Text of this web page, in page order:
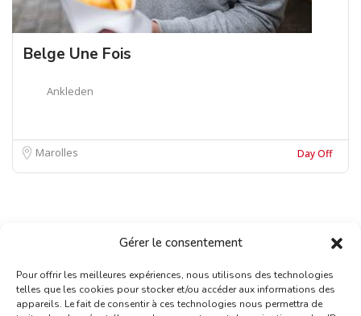
Gérer le consentement
Pour offrir les meilleures expériences, nous utilisons des technologies
telles que les cookies pour stocker et/ou accéder aux informations des
appareils. Le fait de consentir à ces technologies nous permettra de
Belge Une Fois
Ankleden
Marolles Day Off